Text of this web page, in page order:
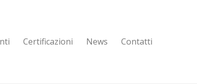
Certificazioni News Contatti